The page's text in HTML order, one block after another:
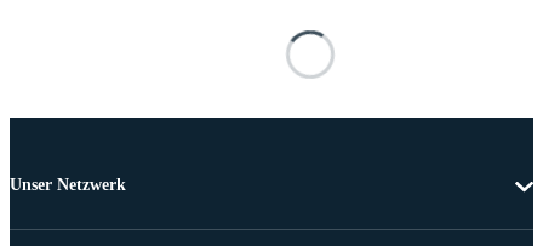
Unser Netzwerk